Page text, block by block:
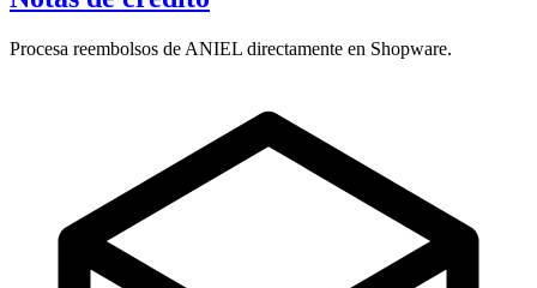
Procesa reembolsos de ANIEL directamente en Shopware.